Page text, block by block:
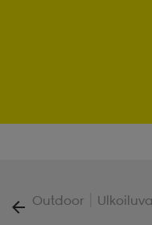
Outdoor